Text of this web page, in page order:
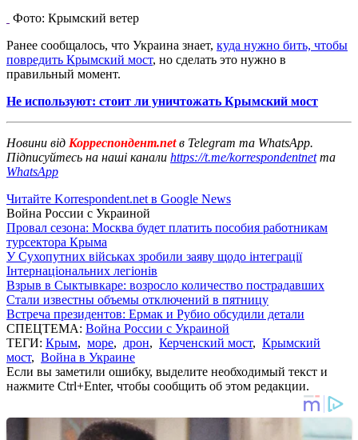
Фото: Крымский ветер
Ранее сообщалось, что Украина знает, куда нужно бить, чтобы
повредить Крымский мост, но сделать это нужно в
правильный момент.
Не используют: стоит ли уничтожать Крымский мост
Новини від Корреспондент.netв Telegram та WhatsApp.
Підписуйтесь на наші канали https://t.me/korrespondentnetта
WhatsApp
Читайте Korrespondent.net в Google News
Война России с Украиной
Провал сезона: Москва будет платить пособия работникам
турсектора Крыма
У Сухопутних військах зробили заяву щодо інтеграції
Інтернаціональних легіонів
Взрыв в Сыктывкаре: возросло количество пострадавших
Стали известны объемы отключений в пятницу
Встреча президентов: Ермак и Рубио обсудили детали
СПЕЦТЕМА: Война России с Украиной
ТЕГИ: Крым, море, дрон, Керченский мост, Крымский
мост, Война в Украине
Если вы заметили ошибку, выделите необходимый текст и
нажмите Ctrl+Enter, чтобы сообщить об этом редакции.